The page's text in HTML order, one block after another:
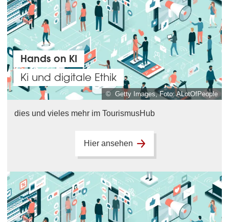
© Getty Images, Foto: ALotOfPeople
Hands on KI
Ki und digitale Ethik
dies und vieles mehr im TourismusHub
Hier ansehen